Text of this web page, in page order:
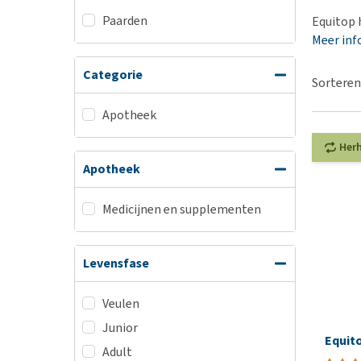
Biologisch
Vegan hondenvoer
Snacks
Bekijk alles
Puppy apotheek
Vuurwerkangst
Bekijk alles
Paarden
Categorie
Apotheek
Apotheek
Medicijnen en supplementen
Levensfase
Veulen
Junior
Adult
Equitop
Meer